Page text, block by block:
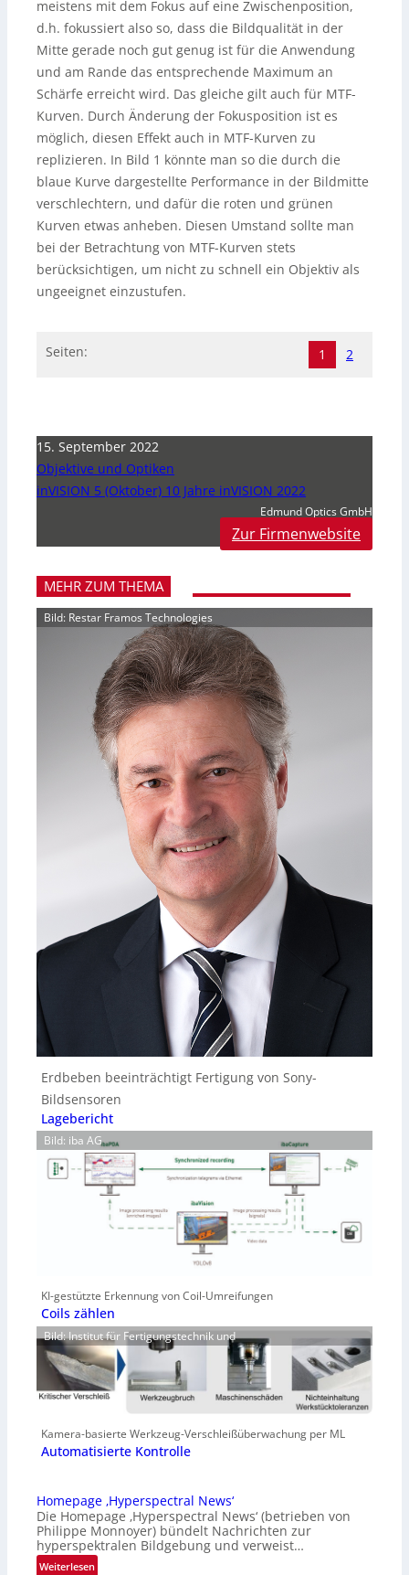
meistens mit dem Fokus auf eine Zwischenposition,
d.h. fokussiert also so, dass die Bildqualität in der
Mitte gerade noch gut genug ist für die Anwendung
und am Rande das entsprechende Maximum an
Schärfe erreicht wird. Das gleiche gilt auch für MTF-
Kurven. Durch Änderung der Fokusposition ist es
möglich, diesen Effekt auch in MTF-Kurven zu
replizieren. In Bild 1 könnte man so die durch die
blaue Kurve dargestellte Performance in der Bildmitte
verschlechtern, und dafür die roten und grünen
Kurven etwas anheben. Diesen Umstand sollte man
bei der Betrachtung von MTF-Kurven stets
berücksichtigen, um nicht zu schnell ein Objektiv als
ungeeignet einzustufen.
Seiten: 1 2
15. September 2022
Objektive und Optiken
inVISION 5 (Oktober) 10 Jahre inVISION 2022
Edmund Optics GmbH
Zur Firmenwebsite
MEHR ZUM THEMA
Bild: Restar Framos Technologies
Erdbeben beeinträchtigt Fertigung von Sony-
Bildsensoren
Lagebericht
Bild: iba AG
KI-gestützte Erkennung von Coil-Umreifungen
Coils zählen
Bild: Institut für Fertigungstechnik und
Kamera-basierte Werkzeug-Verschleißüberwachung per ML
Automatisierte Kontrolle
Homepage ‚Hyperspectral News‘
Die Homepage ‚Hyperspectral News‘ (betrieben von
Philippe Monnoyer) bündelt Nachrichten zur
hyperspektralen Bildgebung und verweist…
Weiterlesen: